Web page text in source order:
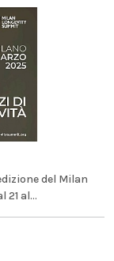
del Milan
21 al...